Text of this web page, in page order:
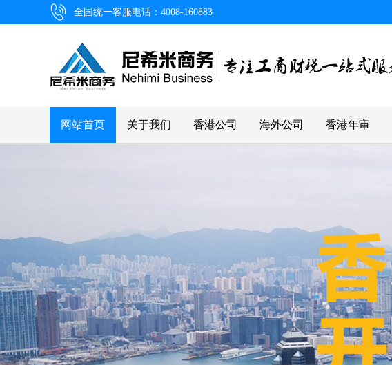
全国统一客服电话：4008-160883
网站首页 关于我们 香港公司 海外公司 香港年审